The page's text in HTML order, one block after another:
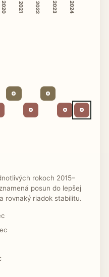
2020 2021 2022 2023 2024
rokoch 2015–
posun do lepšej
rovnaký riadok stabilitu.